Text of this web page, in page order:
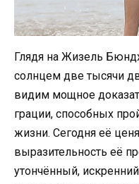
Глядя на Жизель
солнцем две тысячи
видим мощное
грации, способных
жизни. Сегодня её
выразительность её
утончённый,